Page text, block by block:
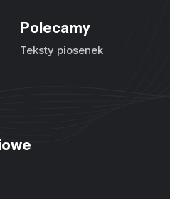
Polecamy
Teksty piosenek